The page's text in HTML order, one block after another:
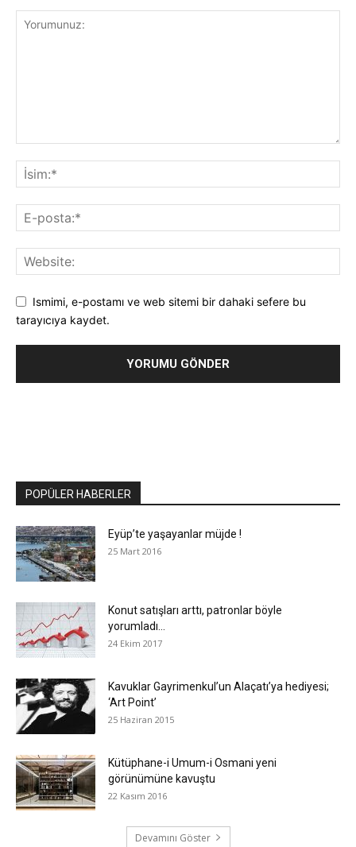
Ismimi, e-postamı ve web sitemi bir dahaki sefere bu
tarayıcıya kaydet.
POPÜLER HABERLER
Eyüp’te yaşayanlar müjde !
25 Mart 2016
Konut satışları arttı, patronlar böyle
yorumladı…
24 Ekim 2017
Kavuklar Gayrimenkul’un Alaçatı’ya hediyesi;
‘Art Point’
25 Haziran 2015
Kütüphane-i Umum-i Osmani yeni
görünümüne kavuştu
22 Kasım 2016
Devamını Göster